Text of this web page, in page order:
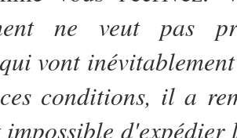
ne veut pas
vont
conditions, il a
d'expédier